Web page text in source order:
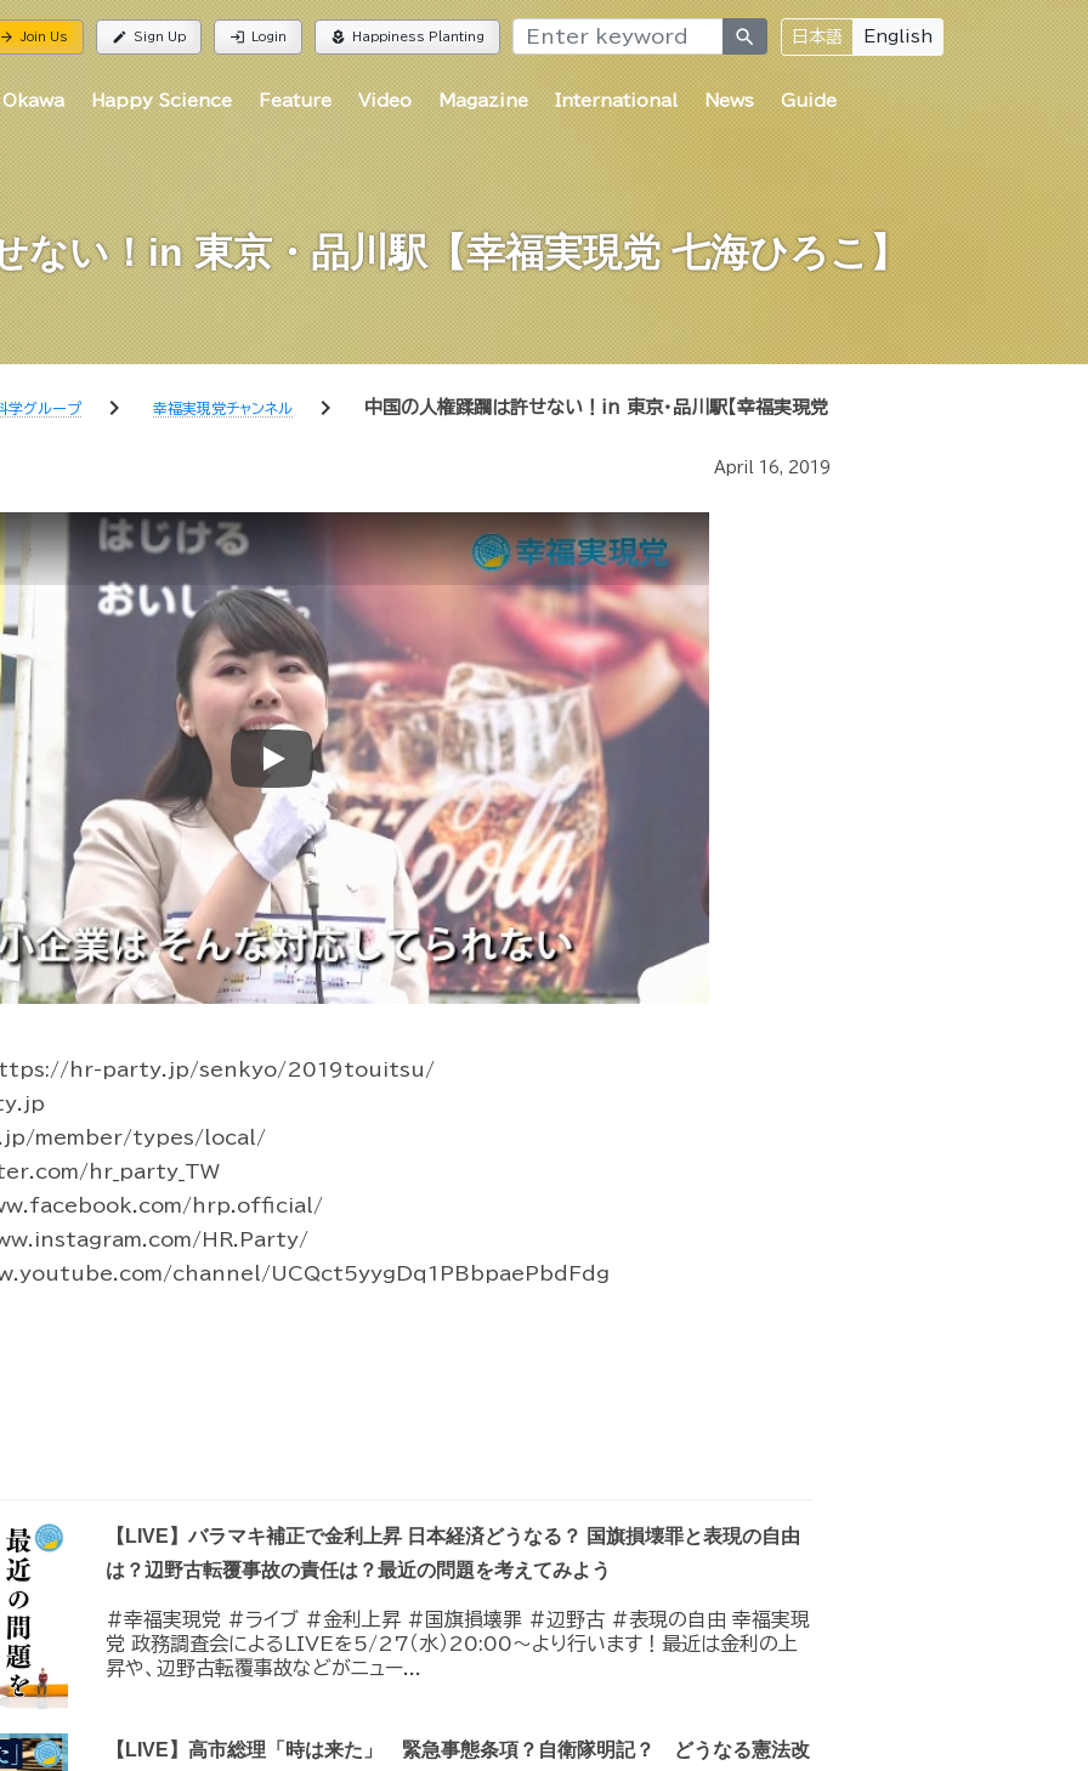
Join Us edit Sign Up login Login local_florist Happiness Planting search 日本語 English
Happy Science Feature Video Magazine International News Guide
ない！in 東京・品川駅【幸福実現党 七海ひろこ】
学グループ chevron_right 幸福実現党チャンネル chevron_right 中国の人権蹂躙は許せない！in 東京・品川駅【幸福実現党
April 16, 2019
Play
：https://hr-party.jp/senkyo/2019touitsu/
member/types/local/
hr_party_TW
hrp.official/
HR.Party/
channel/UCQct5yygDq1PBbpaePbdFdg
【LIVE】バラマキ補正で金利上昇 日本経済どうなる？ 国旗損壊罪と表現の自由
は？辺野古転覆事故の責任は？最近の問題を考えてみよう
#幸福実現党 #ライブ #金利上昇 #国旗損壊罪 #辺野古 #表現の自由 幸福実現
党 政務調査会によるLIVEを5/27（水）20:00〜より行います！最近は金利の上
昇や、辺野古転覆事故などがニュー...
【LIVE】高市総理「時は来た」 緊急事態条項？自衛隊明記？ どうなる憲法改